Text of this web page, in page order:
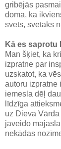
gribējās
doma, ka
svēts, svētāks
Kā es saprotu
Man šķiet, ka
izpratne par
uzskatot, ka
autoru izpratne
iemesla dēļ
līdzīga
uz Dieva
jāveido
nekādas